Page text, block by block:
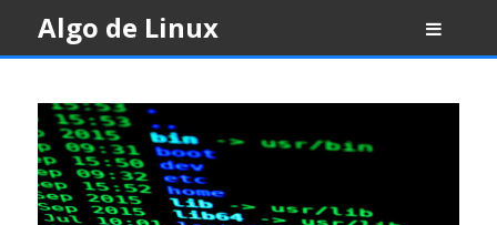
content
Algo de Linux